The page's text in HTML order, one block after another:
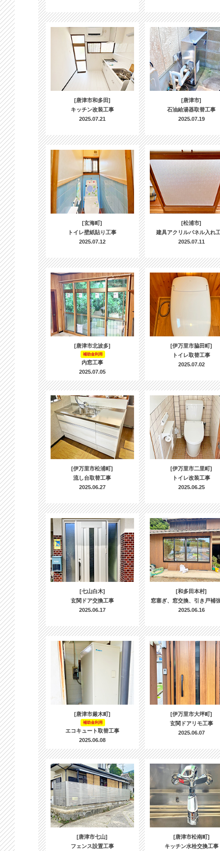
[唐津市和多田]
キッチン改装工事
2025.07.21
[唐津市]
石油給湯器取替工事
2025.07.19
[玄海町]
トイレ壁紙貼り工事
2025.07.12
[松浦市]
建具アクリルパネル入れ
2025.07.11
[唐津市北波多]
補助金利用
内窓工事
2025.07.05
[伊万里市脇田町]
トイレ取替工事
2025.07.02
[伊万里市松浦町]
流し台取替工事
2025.06.27
[伊万里市二里町]
トイレ改装工事
2025.06.25
[七山白木]
玄関ドア交換工事
2025.06.17
[和多田本村]
窓塞ぎ、窓交換、引き戸補
2025.06.16
[唐津市厳木町]
補助金利用
エコキュート取替工事
2025.06.08
[伊万里市大坪町]
玄関ドアリモ工事
2025.06.07
[唐津市七山]
フェンス設置工事
[唐津市松南町]
キッチン水栓交換工事